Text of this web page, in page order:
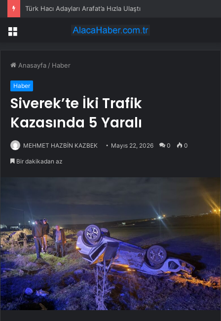
Türk Hacı Adayları Arafat’a Hızla Ulaştı
Menü
Anasayfa / Haber
Haber
Siverek’te İki Trafik
Kazasında 5 Yaralı
MEHMET HAZBİN KAZBEK Mayıs 22, 2026 0 0
Bir dakikadan az